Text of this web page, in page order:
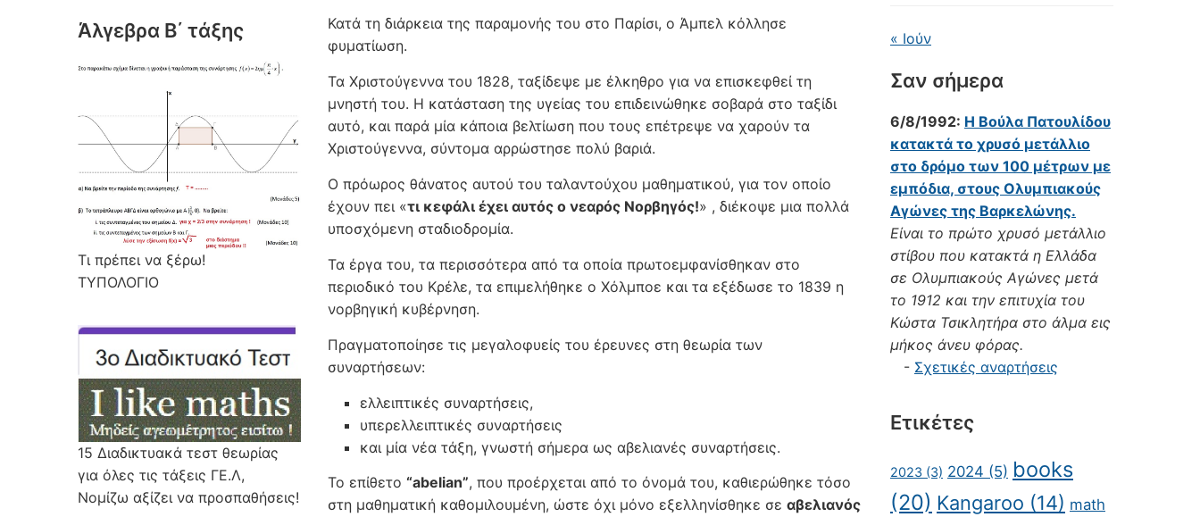
Άλγεβρα Β΄ τάξης
Τι πρέπει να ξέρω!
ΤΥΠΟΛΟΓΙΟ
15 Διαδικτυακά τεστ θεωρίας
για όλες τις τάξεις ΓΕ.Λ,
Νομίζω αξίζει να προσπαθήσεις!
Κατά τη διάρκεια της παραμονής του στο Παρίσι, ο Άμπελ κόλλησε
φυματίωση.
Τα Χριστούγεννα του 1828, ταξίδεψε με έλκηθρο για να επισκεφθεί τη
μνηστή του. Η κατάσταση της υγείας του επιδεινώθηκε σοβαρά στο ταξίδι
αυτό, και παρά μία κάποια βελτίωση που τους επέτρεψε να χαρούν τα
Χριστούγεννα, σύντομα αρρώστησε πολύ βαριά.
Ο πρόωρος θάνατος αυτού του ταλαντούχου μαθηματικού, για τον οποίο
έχουν πει «τι κεφάλι έχει αυτός ο νεαρός Νορβηγός!» , διέκοψε μια πολλά
υποσχόμενη σταδιοδρομία.
Τα έργα του, τα περισσότερα από τα οποία πρωτοεμφανίσθηκαν στο
περιοδικό του Κρέλε, τα επιμελήθηκε ο Χόλμποε και τα εξέδωσε το 1839 η
νορβηγική κυβέρνηση.
Πραγματοποίησε τις μεγαλοφυείς του έρευνες στη θεωρία των
συναρτήσεων:
ελλειπτικές συναρτήσεις,
υπερελλειπτικές συναρτήσεις
και μία νέα τάξη, γνωστή σήμερα ως αβελιανές συναρτήσεις.
Το επίθετο “abelian”, που προέρχεται από το όνομά του, καθιερώθηκε τόσο
στη μαθηματική καθομιλουμένη, ώστε όχι μόνο εξελληνίσθηκε σε αβελιανός
« Ιούν
Σαν σήμερα
6/8/1992: Η Βούλα Πατουλίδου
κατακτά το χρυσό μετάλλιο
στο δρόμο των 100 μέτρων με
εμπόδια, στους Ολυμπιακούς
Αγώνες της Βαρκελώνης.
Είναι το πρώτο χρυσό μετάλλιο
στίβου που κατακτά η Ελλάδα
σε Ολυμπιακούς Αγώνες μετά
το 1912 και την επιτυχία του
Κώστα Τσικλητήρα στο άλμα εις
μήκος άνευ φόρας.
- Σχετικές αναρτήσεις
Ετικέτες
2023 (3) 2024 (5) books
(20) Kangaroo (14) math